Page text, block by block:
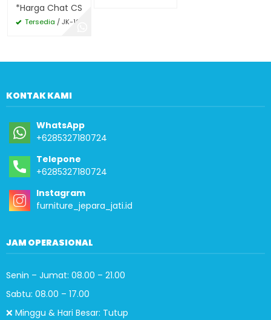
*Harga Chat CS
Tersedia / JK-101
KONTAK KAMI
WhatsApp
+6285327180724
Telepone
+6285327180724
Instagram
furniture_jepara_jati.id
JAM OPERASIONAL
Senin – Jumat: 08.00 – 21.00
Sabtu: 08.00 – 17.00
❌ Minggu & Hari Besar: Tutup